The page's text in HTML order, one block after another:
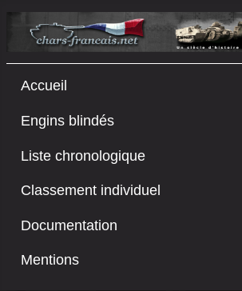
Accueil
Engins blindés
Liste chronologique
Classement individuel
Documentation
Mentions